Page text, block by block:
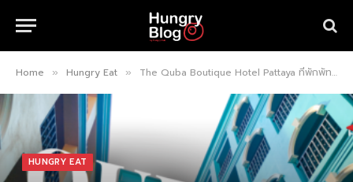
Home » Hungry Eat » The Quba Boutique Hotel Pattaya ที่พักพัทยาแห่งใหม่ บรรยากาศสไตล์ฮาวานา
HUNGRY EAT